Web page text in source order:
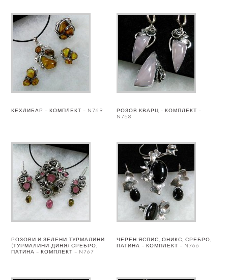
КЕХЛИБАР – КОМПЛЕКТ – N769
РОЗОВ КВАРЦ – КОМПЛЕКТ –
N768
РОЗОВИ И ЗЕЛЕНИ ТУРМАЛИНИ
(ТУРМАЛИНИ-ДИНЯ) СРЕБРО,
ПАТИНА – КОМПЛЕКТ – N767
ЧЕРЕН ЯСПИС, ОНИКС, СРЕБРО,
ПАТИНА – КОМПЛЕКТ – N766